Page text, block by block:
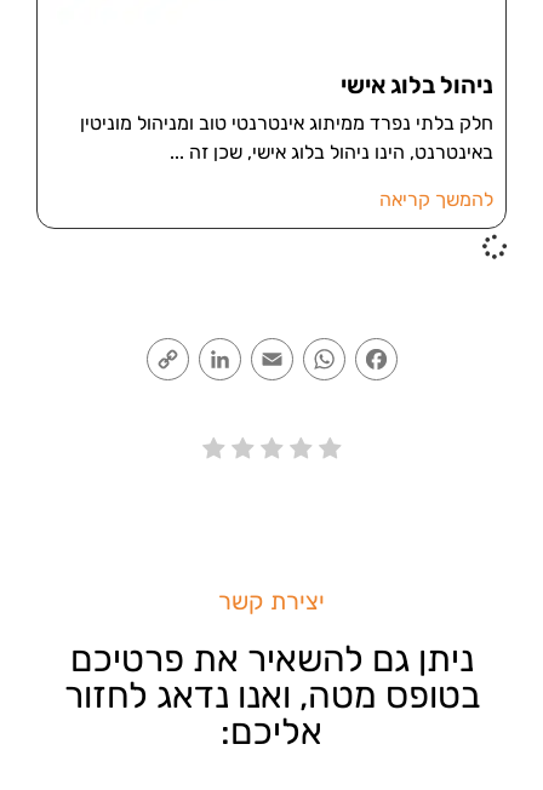
ניהול בלוג אישי
חלק בלתי נפרד ממיתוג אינטרנטי טוב ומניהול מוניטין
באינטרנט, הינו ניהול בלוג אישי, שכן זה
להמשך קריאה
Facebook
WhatsApp
Email
LinkedIn
יצירת קשר
ניתן גם להשאיר את פרטיכם
בטופס מטה, ואנו נדאג לחזור
אליכם: